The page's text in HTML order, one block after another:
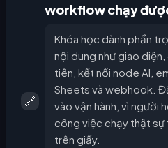
🔗
workflow chạy
Khóa học dành phần
nội dung như giao
tiên, kết nối node AI,
Sheets và webhook.
vào vận hành, vì người
công việc chạy thật sự
trên giấy.